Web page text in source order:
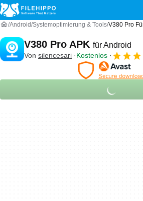
Android Systemoptimierung & Tools V380 Pro
V380 Pro APK für Android
Von silencesari Kostenlos